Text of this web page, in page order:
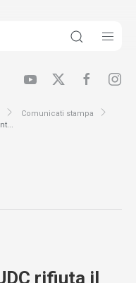
Comunicati stampa
rifiuta il